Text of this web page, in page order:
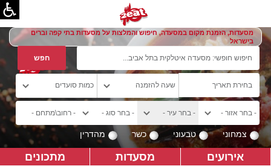
מסעדות, הזמנת מקום במסעדה, חיפוש והמלצות על מסעדות בתי קפה וברים
בישראל
צמחוני טבעוני כשר מהדרין
אירועים מסעדות מתכונים